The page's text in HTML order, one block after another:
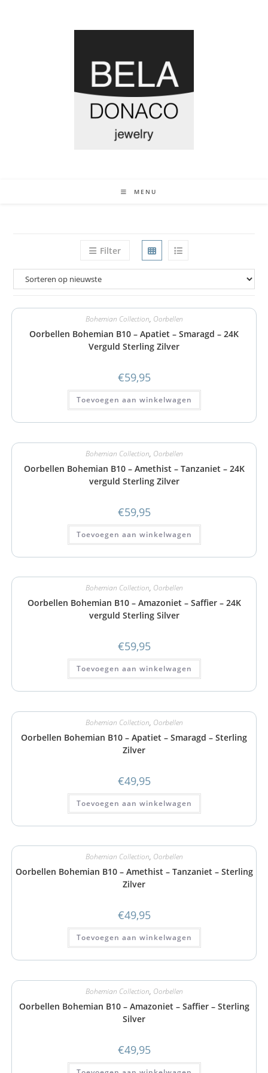
MENU
Filter
Bohemian Collection, Oorbellen
Oorbellen Bohemian B10 – Apatiet – Smaragd – 24K
Verguld Sterling Zilver
€59,95
Toevoegen aan winkelwagen
Bohemian Collection, Oorbellen
Oorbellen Bohemian B10 – Amethist – Tanzaniet – 24K
verguld Sterling Zilver
€59,95
Toevoegen aan winkelwagen
Bohemian Collection, Oorbellen
Oorbellen Bohemian B10 – Amazoniet – Saffier – 24K
verguld Sterling Silver
€59,95
Toevoegen aan winkelwagen
Bohemian Collection, Oorbellen
Oorbellen Bohemian B10 – Apatiet – Smaragd – Sterling
Zilver
€49,95
Toevoegen aan winkelwagen
Bohemian Collection, Oorbellen
Oorbellen Bohemian B10 – Amethist – Tanzaniet – Sterling
Zilver
€49,95
Toevoegen aan winkelwagen
Bohemian Collection, Oorbellen
Oorbellen Bohemian B10 – Amazoniet – Saffier – Sterling
Silver
€49,95